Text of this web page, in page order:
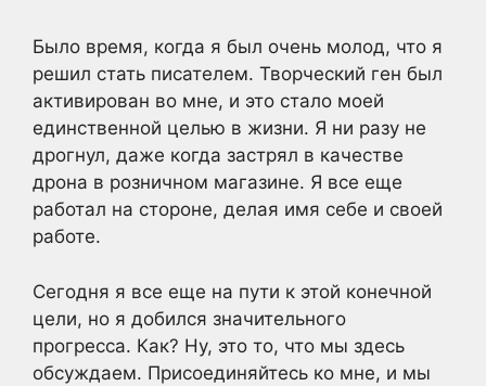
Было время, когда я был очень молод, что я
решил стать писателем. Творческий ген был
активирован во мне, и это стало моей
единственной целью в жизни. Я ни разу не
дрогнул, даже когда застрял в качестве
дрона в розничном магазине. Я все еще
работал на стороне, делая имя себе и своей
работе.
Сегодня я все еще на пути к этой конечной
цели, но я добился значительного
прогресса. Как? Ну, это то, что мы здесь
обсуждаем. Присоединяйтесь ко мне, и мы